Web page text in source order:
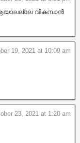
വികമ്പാൻ
19, 2021 at 10:09 am
23, 2021 at 1:20 am